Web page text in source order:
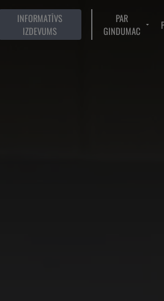
INFORMATĪVS
IZDEVUMS
PAR
GINDUMAC